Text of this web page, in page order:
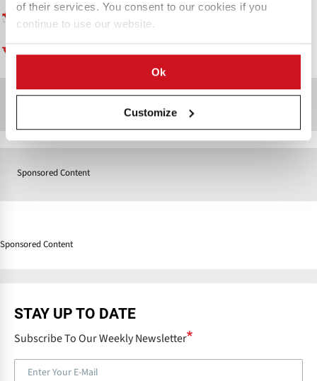
of their services. You consent to our cookies if you
continue to use our website.
Ok
Customize
Change Region to 世界
Change Region to 亚洲
Sponsored Content
Sponsored Content
STAY UP TO DATE
Subscribe To Our Weekly Newsletter